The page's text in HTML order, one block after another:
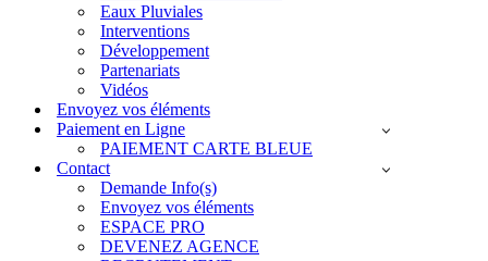
Eaux Pluviales
Interventions
Développement
Partenariats
Vidéos
Envoyez vos éléments
Paiement en Ligne
PAIEMENT CARTE BLEUE
Contact
Demande Info(s)
Envoyez vos éléments
ESPACE PRO
DEVENEZ AGENCE